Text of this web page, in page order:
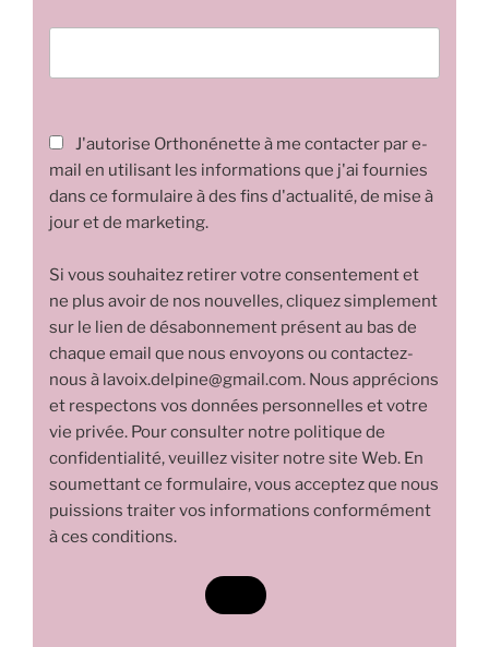
J'autorise Orthonénette à me contacter par e-
mail en utilisant les informations que j'ai fournies
dans ce formulaire à des fins d'actualité, de mise à
jour et de marketing.
Si vous souhaitez retirer votre consentement et
ne plus avoir de nos nouvelles, cliquez simplement
sur le lien de désabonnement présent au bas de
chaque email que nous envoyons ou contactez-
nous à lavoix.delpine@gmail.com. Nous apprécions
et respectons vos données personnelles et votre
vie privée. Pour consulter notre politique de
confidentialité, veuillez visiter notre site Web. En
soumettant ce formulaire, vous acceptez que nous
puissions traiter vos informations conformément
à ces conditions.